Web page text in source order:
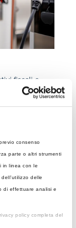
consenso
parte o altri strumenti
in linea con le
delle
di effettuare analisi e
policy completa del
fiscali e
questa
Oltre a
per
il settore
di ricarica
i piccoli
che
più
sostenibile